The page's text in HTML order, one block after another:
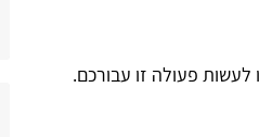
פעולה זו עבורכם.